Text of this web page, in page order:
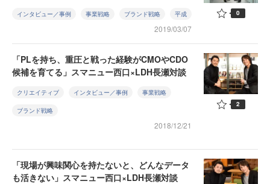
インタビュー／事例 事業戦略 ブランド戦略 平成
2019/03/07
0
「PLを持ち、重圧と戦った経験がCMOやCDO
候補を育てる」スマニュー西口×LDH長瀬対談
クリエイティブ インタビュー／事例 事業戦略
ブランド戦略
2018/12/21
2
「現場が興味関心を持たないと、どんなデータ
も活きない」スマニュー西口×LDH長瀬対談